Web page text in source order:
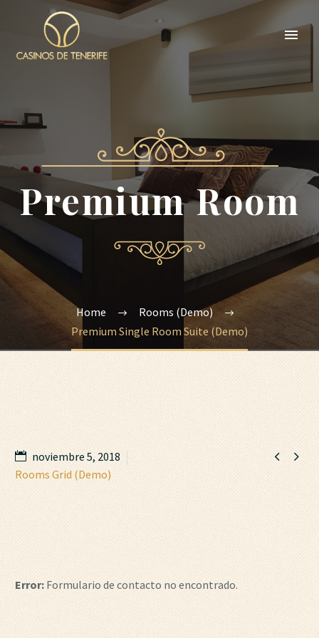
Premium Room
Home
Rooms (Demo)
Premium Single Room Suite (Demo)
 
noviembre 5, 2018
Rooms Grid (Demo)
Error: Formulario de contacto no encontrado.